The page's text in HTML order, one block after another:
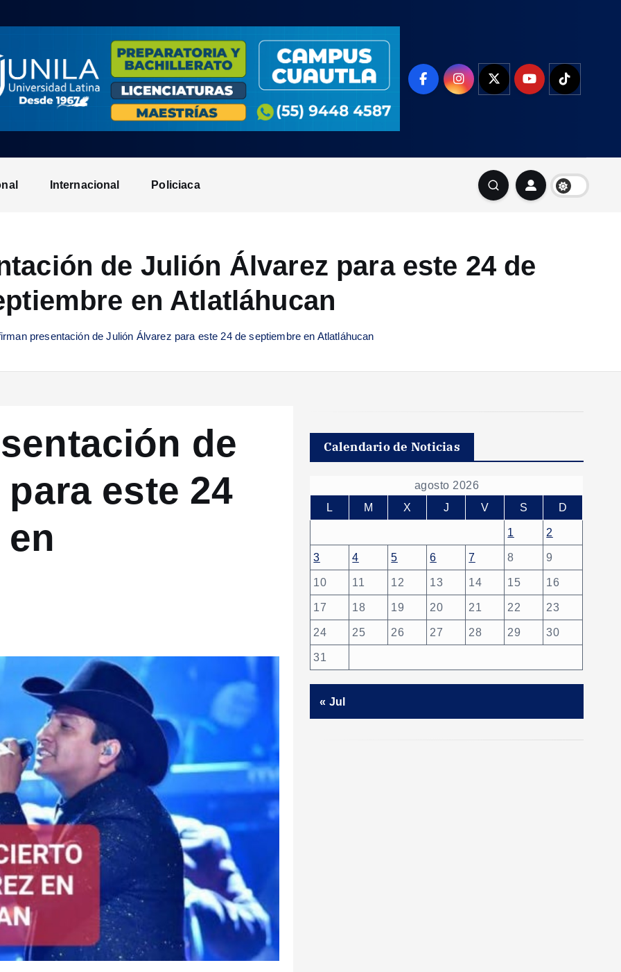
Internacional Policiaca
de Julión Álvarez para este 24 de
en Atlatláhucan
presentación de Julión Álvarez para este 24 de septiembre en Atlatláhucan
de
este 24
Calendario de Noticias
agosto 2026
L
M X J V S D
1 2
3 4 5 6 7 8 9
10 11 12 13 14 15 16
17 18 19 20 21 22 23
24 25 26 27 28 29 30
31
« Jul